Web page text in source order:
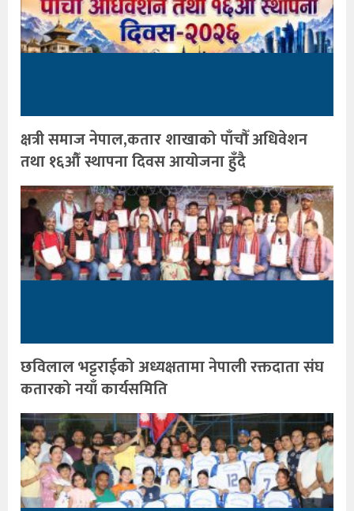
क्षत्री समाज नेपाल,कतार शाखाको पाँचौँ अधिवेशन
तथा १६औँ स्थापना दिवस आयोजना हुँदै
छविलाल भट्टराईको अध्यक्षतामा नेपाली रक्तदाता संघ
कतारको नयाँ कार्यसमिति